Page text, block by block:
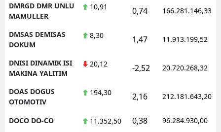
DMRGD DMR UNLU
MAMULLER
10,91 0,74 166.281.146,33
DMSAS DEMISAS
DOKUM
8,30 1,47 11.913.199,52
DNISI DINAMIK ISI
MAKINA YALITIM
20,12 -2,52 20.720.268,32
DOAS DOGUS
OTOMOTIV
194,30 2,16 212.181.643,20
DOCO DO-CO 11.352,50 0,38 96.284.930,00